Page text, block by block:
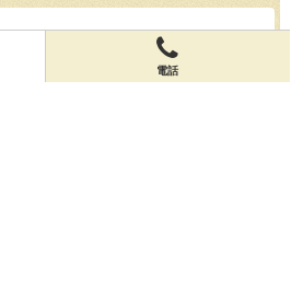
電話